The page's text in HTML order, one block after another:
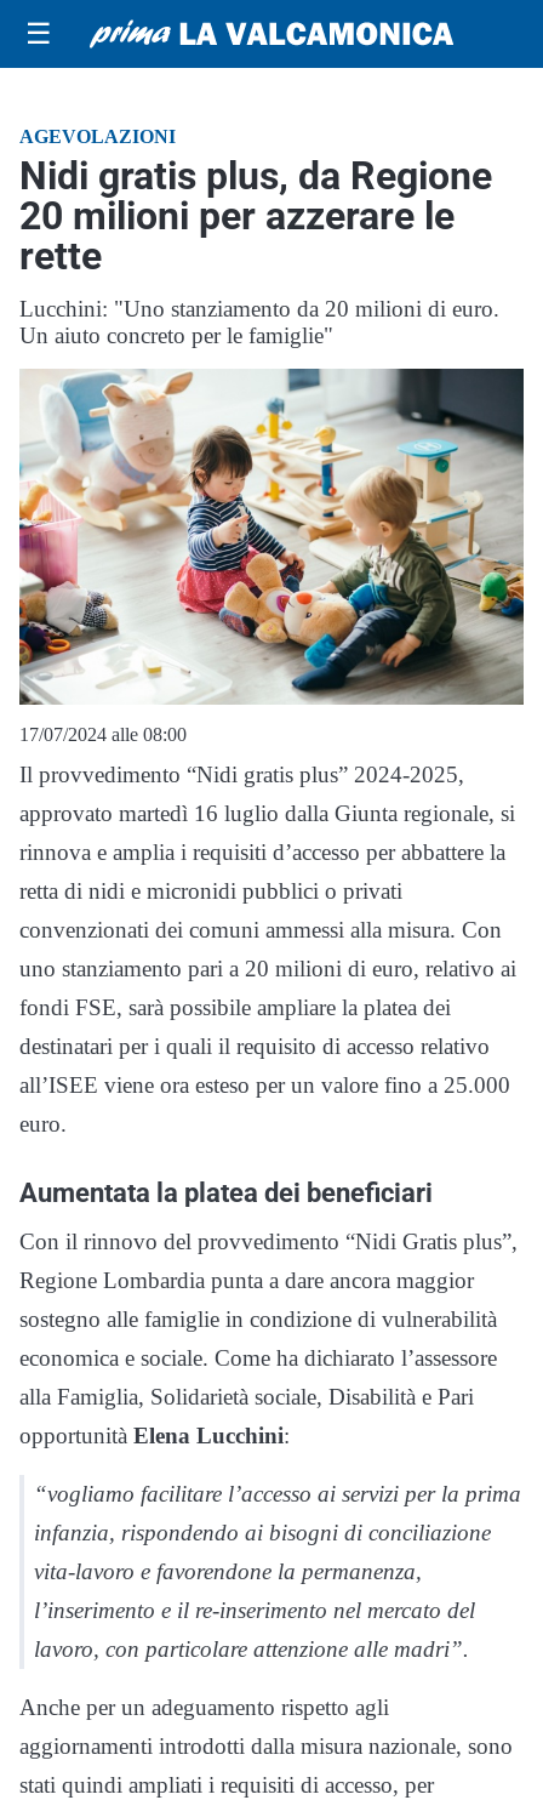
☰
AGEVOLAZIONI
Nidi gratis plus, da Regione
20 milioni per azzerare le
rette
Lucchini: "Uno stanziamento da 20 milioni di euro.
Un aiuto concreto per le famiglie"
17/07/2024 alle 08:00
Il provvedimento “Nidi gratis plus” 2024-2025,
approvato martedì 16 luglio dalla Giunta regionale, si
rinnova e amplia i requisiti d’accesso per abbattere la
retta di nidi e micronidi pubblici o privati
convenzionati dei comuni ammessi alla misura. Con
uno stanziamento pari a 20 milioni di euro, relativo ai
fondi FSE, sarà possibile ampliare la platea dei
destinatari per i quali il requisito di accesso relativo
all’ISEE viene ora esteso per un valore fino a 25.000
euro.
Aumentata la platea dei beneficiari
Con il rinnovo del provvedimento “Nidi Gratis plus”,
Regione Lombardia punta a dare ancora maggior
sostegno alle famiglie in condizione di vulnerabilità
economica e sociale. Come ha dichiarato l’assessore
alla Famiglia, Solidarietà sociale, Disabilità e Pari
opportunità Elena Lucchini:
“vogliamo facilitare l’accesso ai servizi per la prima
infanzia, rispondendo ai bisogni di conciliazione
vita-lavoro e favorendone la permanenza,
l’inserimento e il re-inserimento nel mercato del
lavoro, con particolare attenzione alle madri”.
Anche per un adeguamento rispetto agli
aggiornamenti introdotti dalla misura nazionale, sono
stati quindi ampliati i requisiti di accesso, per